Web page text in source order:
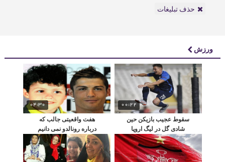
حذف تبلیغات
ورزش
00:22
سقوط عجیب بازیکن حین
شادی گل در لیگ اروپا
04:30
هفت واقعیتی جالب که
درباره رونالدو نمی دانیم